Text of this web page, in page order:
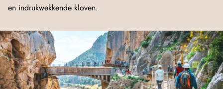
en indrukwekkende kloven.